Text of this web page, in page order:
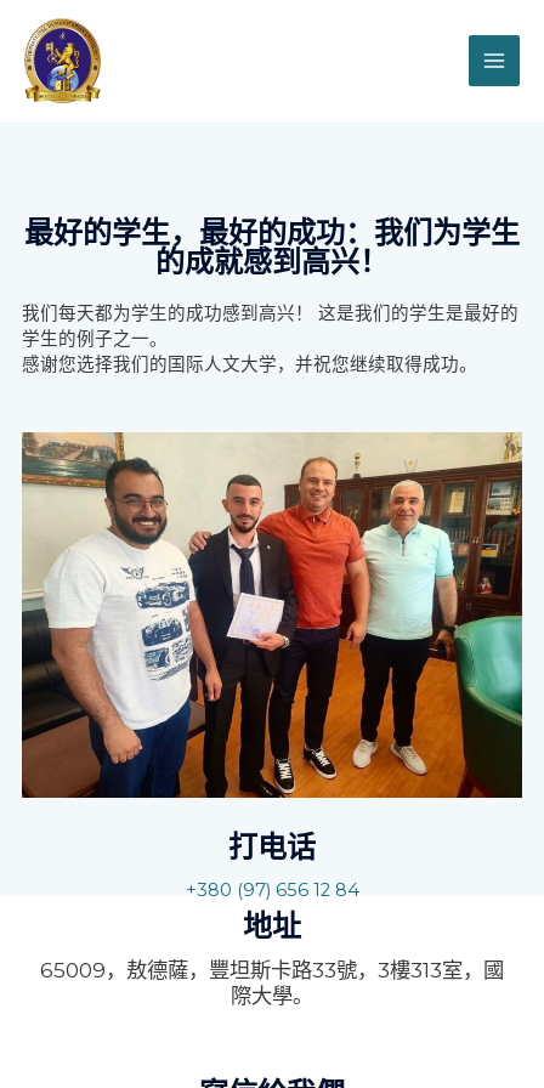
最好的学生，最好的成功：我们为学生
的成就感到高兴！
我们每天都为学生的成功感到高兴！ 这是我们的学生是最好的
学生的例子之一。
感谢您选择我们的国际人文大学，并祝您继续取得成功。
打电话
+380 (97) 656 12 84
地址
65009，敖德薩，豐坦斯卡路33號，3樓313室，國
際大學。